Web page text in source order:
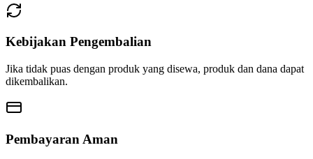
Kebijakan Pengembalian
Jika tidak puas dengan produk yang disewa, produk dan dana dapat
dikembalikan.
Pembayaran Aman